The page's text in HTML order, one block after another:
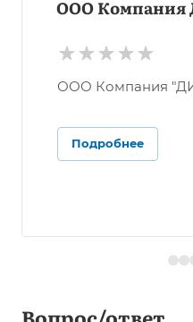
ООО
ООО Компания
Подробнее